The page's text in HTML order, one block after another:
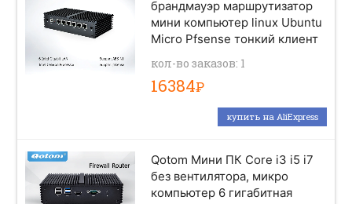
брандмауэр маршрутизатор
мини компьютер linux Ubuntu
Micro Pfsense тонкий клиент
кол-во заказов: 1
16384Р
купить на AliExpress
Qotom Мини ПК Core i3 i5 i7
без вентилятора, микро
компьютер 6 гигабитная